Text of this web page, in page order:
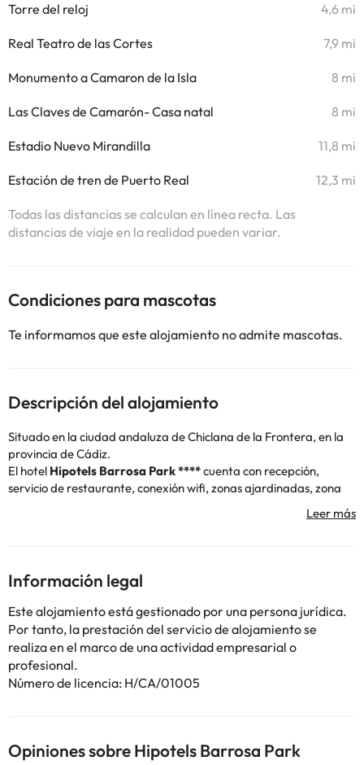
Torre del reloj 4,6 mi
Real Teatro de las Cortes 7,9 mi
Monumento a Camaron de la Isla 8 mi
Las Claves de Camarón- Casa natal 8 mi
Estadio Nuevo Mirandilla 11,8 mi
Estación de tren de Puerto Real 12,3 mi
Todas las distancias se calculan en línea recta. Las
distancias de viaje en la realidad pueden variar.
Condiciones para mascotas
Te informamos que este alojamiento no admite mascotas.
Descripción del alojamiento
Situado en la ciudad andaluza de Chiclana de la Frontera, en la
provincia de Cádiz.
El hotel Hipotels Barrosa Park ****cuenta con recepción,
servicio de restaurante, conexión wifi, zonas ajardinadas, zona
infantil, parking de pago, así como piscina exterior. Además, el
hotel cuenta con zona de spa, para que puedas relajarte ¡qué
calefacción, aire acondicionado, caja fuerte, mini-bar, televisión
así como baño completo con ducha o bañera y secador de pelo.
El hotel también dispone de acceso directo a la playa de la
Barrosa, la cual se encuentra a tan solo 170 metros ¡genial
Además, puedes aprovechar tu estancia para visitar el Parque
Nacional Bahía de Cádiz a unos 12 km.
Reserva ya en el hotel Hipotels Barrosa Park ****
unos días en la Costa de la Luz.
Información legal
Este alojamiento está gestionado por una persona jurídica.
Por tanto, la prestación del servicio de alojamiento se
realiza en el marco de una actividad empresarial o
profesional.
Número de licencia: H/CA/01005
Opiniones sobre Hipotels Barrosa Park